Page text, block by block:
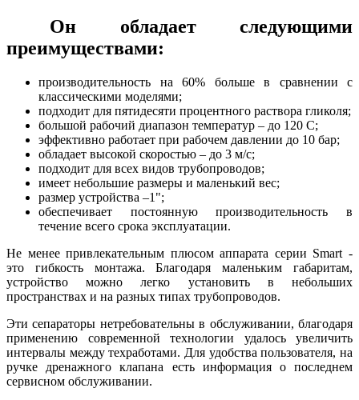
Он обладает следующими
преимуществами:
производительность на 60% больше в сравнении с
классическими моделями;
подходит для пятидесяти процентного раствора гликоля;
большой рабочий диапазон температур – до 120 C;
эффективно работает при рабочем давлении до 10 бар;
обладает высокой скоростью – до 3 м/с;
подходит для всех видов трубопроводов;
имеет небольшие размеры и маленький вес;
размер устройства –1";
обеспечивает постоянную производительность в
течение всего срока эксплуатации.
Не менее привлекательным плюсом аппарата серии Smart -
это гибкость монтажа. Благодаря маленьким габаритам,
устройство можно легко установить в небольших
пространствах и на разных типах трубопроводов.
Эти сепараторы нетребовательны в обслуживании, благодаря
применению современной технологии удалось увеличить
интервалы между техработами. Для удобства пользователя, на
ручке дренажного клапана есть информация о последнем
сервисном обслуживании.